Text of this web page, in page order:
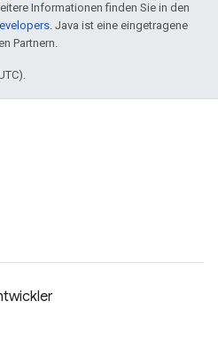
Informationen finden Sie in den
. Java ist eine eingetragene
Partnern.